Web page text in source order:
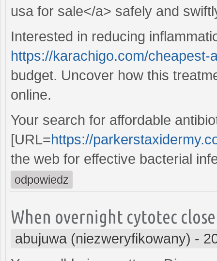
usa for sale</a> safely and
Interested in reducing
https://karachigo.com/cheapest-
budget. Uncover how this
online.
Your search for affordable
[URL=https://
the web for effective bacterial
odpowiedz
When overnight cytotec
abujuwa (niezweryfikowany) -